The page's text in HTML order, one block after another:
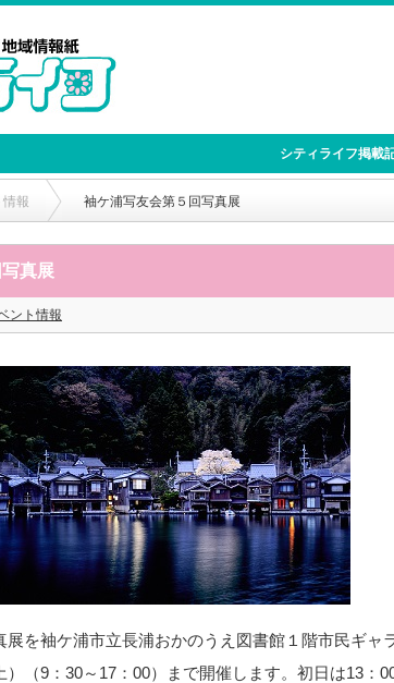
シティライフ掲載
情報 袖ケ浦写友会第５回写真展
真展
ント情報
を袖ケ浦市立長浦おかのうえ図書館１階市民ギャ
）（9：30～17：00）まで開催します。初日は13：